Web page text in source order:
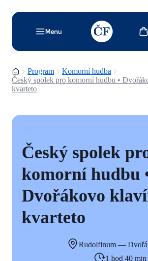
Menu
TODO: Add
Domovská stránka
Program
Komorní hudba
Český spolek pro komorní hudbu •
kvarteto
Český spolek
komorní hudbu
Dvořákovo
kvarteto
Rudolfinum —
1 hod 40 min